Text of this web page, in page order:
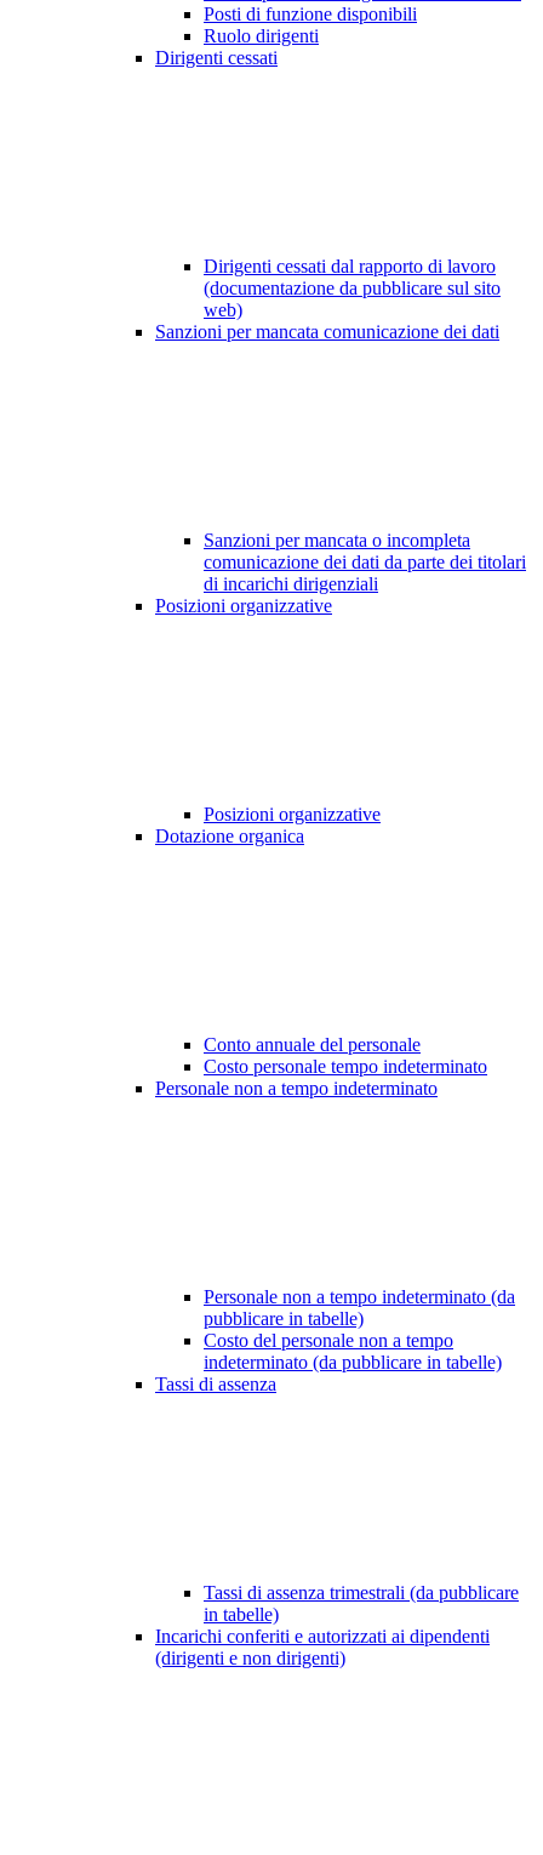
Posti di funzione disponibili
Ruolo dirigenti
Dirigenti cessati
Dirigenti cessati dal rapporto di lavoro
(documentazione da pubblicare sul sito
web)
Sanzioni per mancata comunicazione dei dati
Sanzioni per mancata o incompleta
comunicazione dei dati da parte dei titolari
di incarichi dirigenziali
Posizioni organizzative
Posizioni organizzative
Dotazione organica
Conto annuale del personale
Costo personale tempo indeterminato
Personale non a tempo indeterminato
Personale non a tempo indeterminato (da
pubblicare in tabelle)
Costo del personale non a tempo
indeterminato (da pubblicare in tabelle)
Tassi di assenza
Tassi di assenza trimestrali (da pubblicare
in tabelle)
Incarichi conferiti e autorizzati ai dipendenti
(dirigenti e non dirigenti)